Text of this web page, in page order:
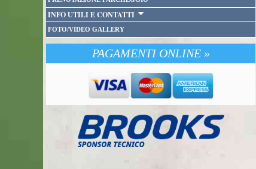
INFO UTILI E CONTATTI
FOTO/VIDEO GALLERY
PAGAMENTI ONLINE »